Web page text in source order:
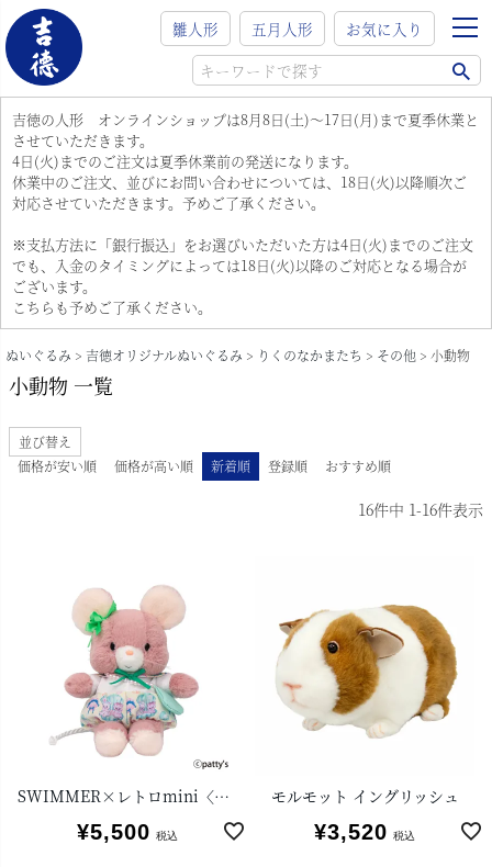
雛人形 五月人形 お気に入り
吉徳の人形 オンラインショップは8月8日(土)～17日(月)まで夏季休業と
させていただきます。
4日(火)までのご注文は夏季休業前の発送になります。
休業中のご注文、並びにお問い合わせについては、18日(火)以降順次ご
対応させていただきます。予めご了承ください。
※支払方法に「銀行振込」をお選びいただいた方は4日(火)までのご注文
でも、入金のタイミングによっては18日(火)以降のご対応となる場合が
ございます。
こちらも予めご了承ください。
ぬいぐるみ 吉徳オリジナルぬいぐるみ りくのなかまたち その他 小動物
小動物 一覧
並び替え
価格が安い順
価格が高い順 新着順 登録順 おすすめ順
16件中 1-16件表示
SWIMMER×レトロmini〈Qピッピ〉
¥5,500 税込
モルモット イングリッシュ
¥3,520 税込